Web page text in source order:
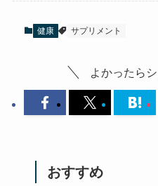
健康 サプリメント
よかったら
おすすめ